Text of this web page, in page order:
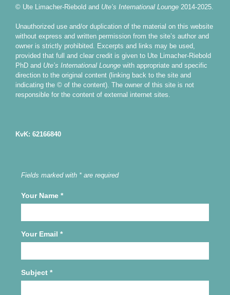
© Ute Limacher-Riebold and Ute’s International Lounge 2014-2025.
Unauthorized use and/or duplication of the material on this website
without express and written permission from the site’s author and
owner is strictly prohibited. Excerpts and links may be used,
provided that full and clear credit is given to Ute Limacher-Riebold
PhD and Ute’s International Lounge with appropriate and specific
direction to the original content (linking back to the site and
indicating the © of the content). The owner of this site is not
responsible for the content of external internet sites.
KvK: 62166840
Fields marked with * are required
Your Name *
Your Email *
Subject *